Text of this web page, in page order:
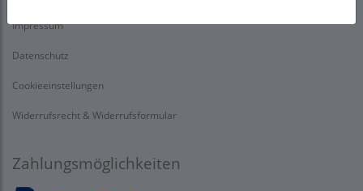
Impressum
Datenschutz
Cookieeinstellungen
Widerrufsrecht & Widerrufsformular
Zahlungsmöglichkeiten